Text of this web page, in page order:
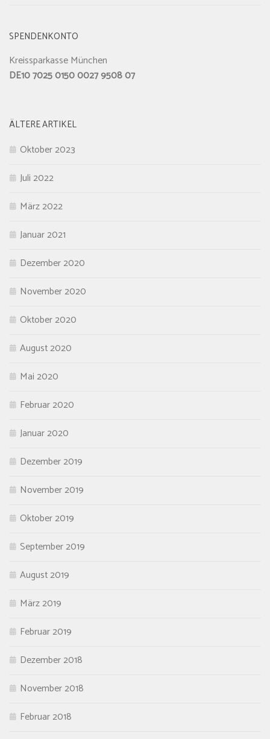
SPENDENKONTO
Kreissparkasse München
DE10 7025 0150 0027 9508 07
ÄLTERE ARTIKEL
Oktober 2023
Juli 2022
März 2022
Januar 2021
Dezember 2020
November 2020
Oktober 2020
August 2020
Mai 2020
Februar 2020
Januar 2020
Dezember 2019
November 2019
Oktober 2019
September 2019
August 2019
März 2019
Februar 2019
Dezember 2018
November 2018
Februar 2018